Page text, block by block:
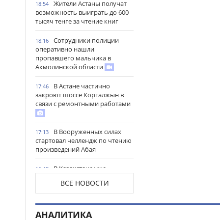
18:54
Жители Астаны получат
возможность выиграть до 600
тысяч тенге за чтение книг
18:16
Сотрудники полиции
оперативно нашли
пропавшего мальчика в
Акмолинской области
17:46
В Астане частично
закроют шоссе Коргалжын в
связи с ремонтными работами
17:13
В Вооруженных силах
стартовал челлендж по чтению
произведений Абая
16:49
В Казахстане уже
16:18
В Северо-Казахстанской
области открыли мегаферму с
ВСЕ НОВОСТИ
АНАЛИТИКА